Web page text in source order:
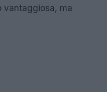
vantaggiosa, ma